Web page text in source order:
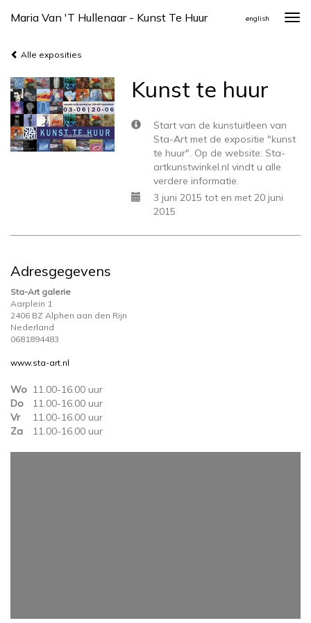
Maria Van 't Hullenaar - Kunst Te Huur english
Alle exposities
Kunst te huur
Start van de kunstuitleen van
Sta-Art met de expositie "kunst
te huur". Op de website: Sta-
artkunstwinkel.nl vindt u alle
verdere informatie.
3 juni 2015 tot en met 20 juni
2015
Adresgegevens
Sta-Art galerie
Aarplein 1
2406 BZ Alphen aan den Rijn
Nederland
0681894483
www.sta-art.nl
Wo 11.00-16.00 uur
Do
11.00-16.00 uur
Vr
11.00-16.00 uur
Za
11.00-16.00 uur